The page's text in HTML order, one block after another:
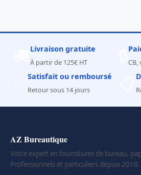
Livraison gratuite
À partir de 125€ HT CB,
Satisfait ou remboursé
Retour sous 14 jours
AZ Bureautique
Votre expert en fournitures de bureau,
Professionnels et particuliers depuis 2010.